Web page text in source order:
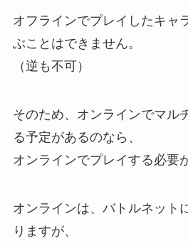
オフラインでプレイしたキャ
ぶことはできません。
（逆も不可）
そのため、オンラインでマル
る予定があるのなら、
オンラインでプレイする必要
オンラインは、バトルネット
りますが、